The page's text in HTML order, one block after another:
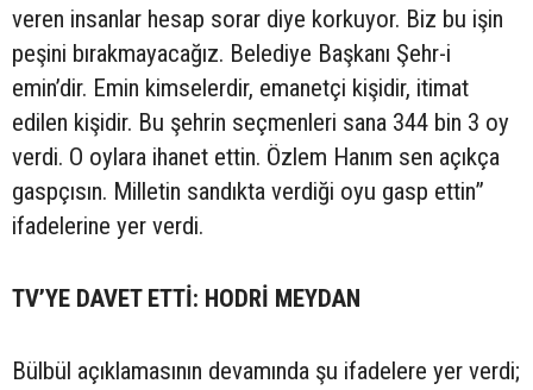
veren insanlar hesap sorar diye korkuyor. Biz bu işin
peşini bırakmayacağız. Belediye Başkanı Şehr-i
emin’dir. Emin kimselerdir, emanetçi kişidir, itimat
edilen kişidir. Bu şehrin seçmenleri sana 344 bin 3 oy
verdi. O oylara ihanet ettin. Özlem Hanım sen açıkça
gaspçısın. Milletin sandıkta verdiği oyu gasp ettin”
ifadelerine yer verdi.
TV’YE DAVET ETTİ: HODRİ MEYDAN
Bülbül açıklamasının devamında şu ifadelere yer verdi;